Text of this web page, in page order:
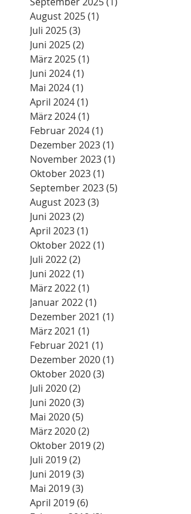
Januar 2026(2)2 Beiträge
Oktober 2025 (2)
September 2025
August 2025
Juli 2025(3) 3 Beiträge
Juni 2025(2)
März 2025 (1)
Juni 2024(1)1 Beitrag
Mai 2024(1) 1 Beitrag
April 2024(1)1 Beitrag
März 2024 (1)1 Beitrag
Februar 2024(1)1 Beitrag
Dezember 2023 (1)
November 2023 (1)1 Beitrag
Oktober 2023 (1)
September 2023
August 2023
Juni 2023(2)2 Beiträge
April 2023(1)
Oktober 2022
Juli 2022(2) 2 Beiträge
Juni 2022(1)1 Beitrag
März 2022 (1)1 Beitrag
Januar 2022 (1)
Dezember 2021
März 2021 (1)1 Beitrag
Februar 2021 (1)1 Beitrag
Dezember 2020
Oktober 2020
Juli 2020(2)2 Beiträge
Juni 2020(3)3 Beiträge
Mai 2020(5)5 Beiträge
März 2020(2)
Oktober 2019
Juli 2019(2)2 Beiträge
Juni 2019(3)3 Beiträge